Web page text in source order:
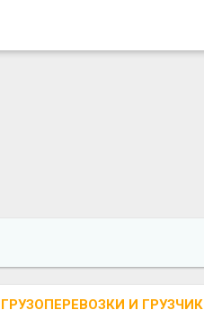
ГРУЗОПЕРЕВОЗКИ И